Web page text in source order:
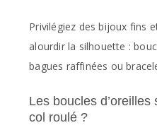
Privilégiez des bijoux fins
alourdir la silhouette :
bagues raffinées ou
Les boucles
col roulé ?